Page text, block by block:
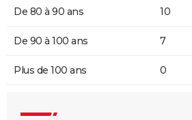
De 80 à 90 ans 10
De 90 à 100 ans 7
Plus de 100 ans 0